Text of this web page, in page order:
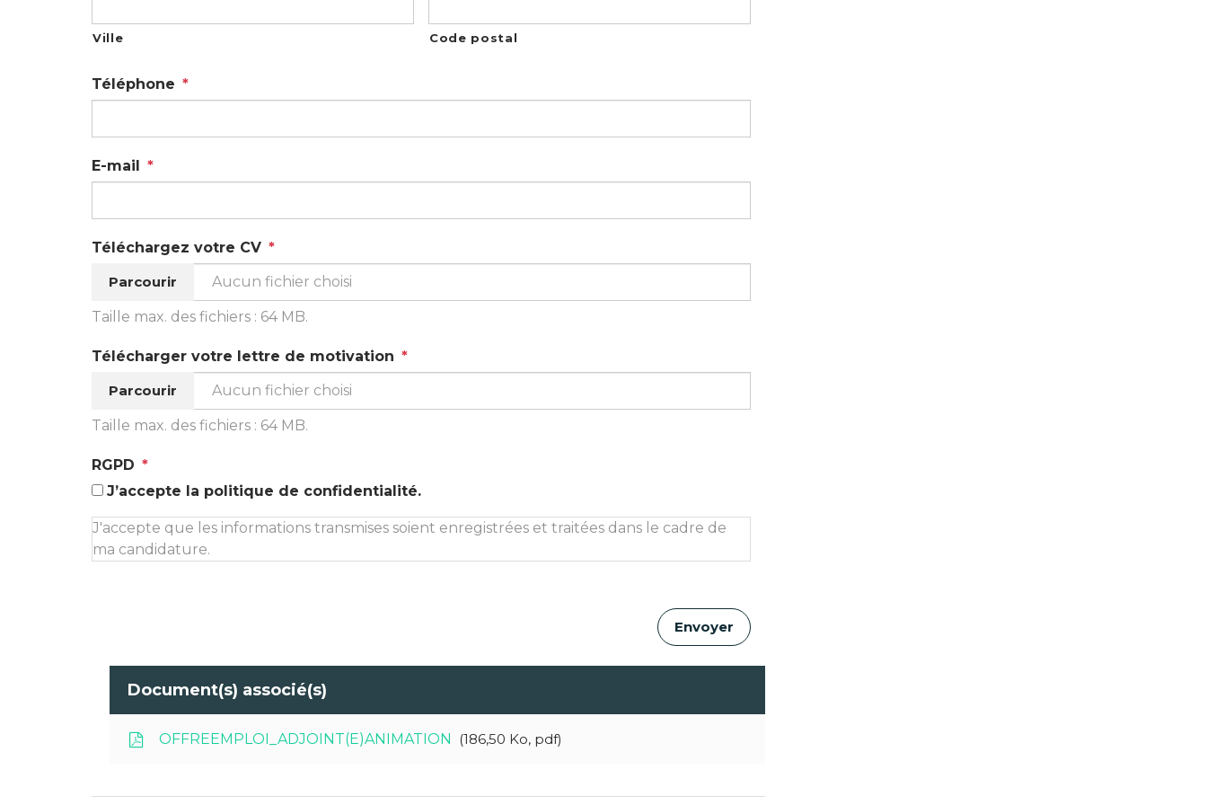
Ville Code postal
Téléphone *
E-mail *
Téléchargez votre CV *
Parcourir
Aucun fichier choisi
Taille max. des fichiers : 64 MB.
Télécharger votre lettre de motivation *
Parcourir
Aucun fichier choisi
Taille max. des fichiers : 64 MB.
RGPD *
J’accepte la politique de confidentialité.
J'accepte que les informations transmises soient enregistrées et traitées dans le cadre de
ma candidature.
Document(s) associé(s)
OFFREEMPLOI_ADJOINT(E)ANIMATION 186,50 Ko, pdf